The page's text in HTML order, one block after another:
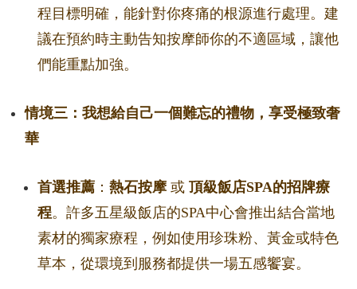
程目標明確，能針對你疼痛的根源進行處理。建
議在預約時主動告知按摩師你的不適區域，讓他
們能重點加強。
情境三：我想給自己一個難忘的禮物，享受極致奢
華
首選推薦 ： 熱石按摩或 頂級飯店SPA的招牌療
程。許多五星級飯店的SPA中心會推出結合當地
素材的獨家療程，例如使用珍珠粉、黃金或特色
草本，從環境到服務都提供一場五感饗宴。